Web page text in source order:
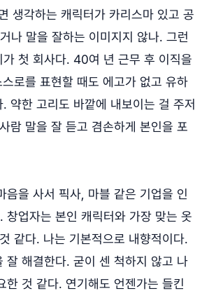
생각하는 캐릭터가 카리스마 있고 공
나 말을 잘하는 이미지지 않나. 그런
가 첫 회사다. 40여 년 근무 후 이직을
로를 표현할 때도 에고가 없고 유하
약한 고리도 바깥에 내보이는 걸 주저
람 말을 잘 듣고 겸손하게 본인을 포
음을 사서 픽사, 마블 같은 기업을 인
창업자는 본인 캐릭터와 가장 맞는 옷
같다. 나는 기본적으로 내향적이다.
잘 해결한다. 굳이 센 척하지 않고 나
한 것 같다. 연기해도 언젠가는 들킨